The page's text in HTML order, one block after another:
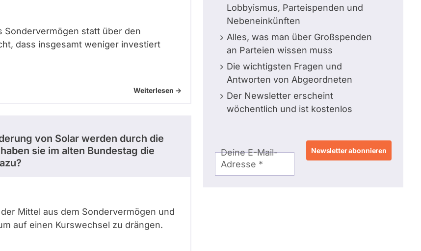
Sondervermögen statt über den
dass insgesamt weniger investiert
Weiterlesen ->
von Solar werden durch die
sie im alten Bundestag die
Mittel aus dem Sondervermögen und
auf einen Kurswechsel zu drängen.
Lobbyismus, Parteispenden und
Nebeneinkünften
Alles, was man über Großspenden
an Parteien wissen muss
Die wichtigsten Fragen und
Antworten von Abgeordneten
Der Newsletter erscheint
wöchentlich und ist kostenlos
Mail-
Adresse
Deine E-Mail-
Adresse